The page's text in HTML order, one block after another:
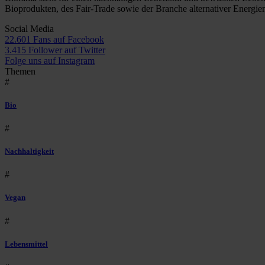
Bioprodukten, des Fair-Trade sowie der Branche alternativer
Social Media
22.601 Fans auf Facebook
3.415 Follower auf Twitter
Folge uns auf Instagram
Themen
#
Bio
#
Nachhaltigkeit
#
Vegan
#
Lebensmittel